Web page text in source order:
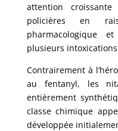
attention
policières en
pharmacologique
plusieurs
Contrairement à
au fentanyl, les
entièrement
classe chimique
développée